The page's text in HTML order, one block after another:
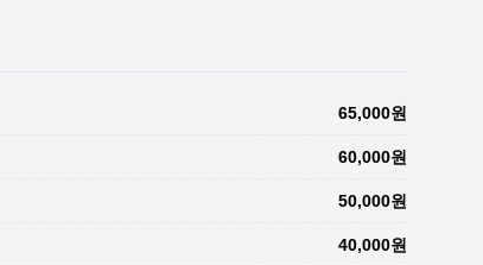
65,000원
60,000원
50,000원
40,000원